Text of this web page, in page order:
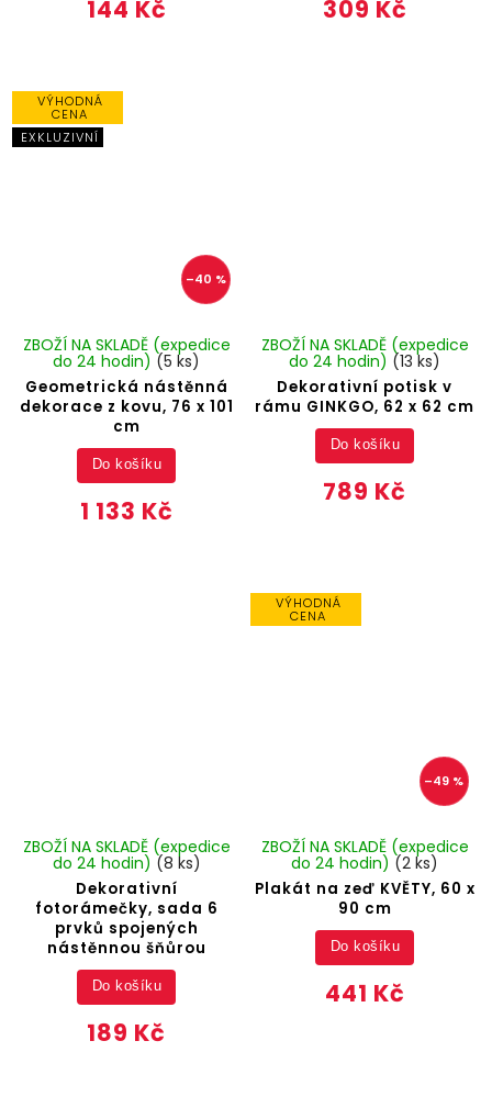
144 Kč 309 Kč
VÝHODNÁ
CENA
EXKLUZIVNÍ
–40 %
Geometrická nástěnná
dekorace z kovu, 76 x 101
cm
ZBOŽÍ NA SKLADĚ (expedice
do 24 hodin) (5 ks)
1 133 Kč
Do košíku
Dekorativní potisk v
rámu GINKGO, 62 x 62 cm
ZBOŽÍ NA SKLADĚ (expedice
do 24 hodin) (13 ks)
789 Kč
Do košíku
Dekorativní
fotorámečky, sada 6
prvků spojených
nástěnnou šňůrou
ZBOŽÍ NA SKLADĚ (expedice
do 24 hodin) (8 ks)
189 Kč
Do košíku
VÝHODNÁ
CENA
–49 %
Plakát na zeď KVĚTY, 60 x
90 cm
ZBOŽÍ NA SKLADĚ (expedice
do 24 hodin) (2 ks)
441 Kč
Do košíku